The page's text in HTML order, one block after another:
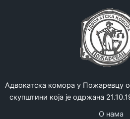
Адвокатска комора у Пожаревцу
скупштини која је одржана
О нама